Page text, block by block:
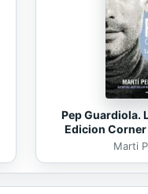
Pep Guardiola.
Edicion
Marti